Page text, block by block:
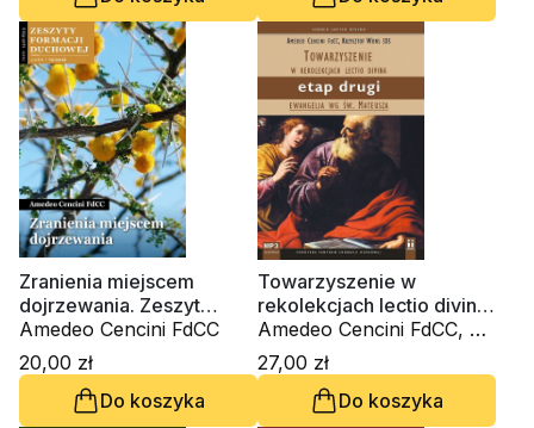
Zranienia miejscem
dojrzewania. Zeszyt
Formacji Duchowej nr 72
Amedeo Cencini FdCC
20,00 zł
Do koszyka
Towarzyszenie w
rekolekcjach lectio divina.
Etap drugi. Ewangelia wg
św. Mateusza CD-MP3-
audiobok)
Amedeo Cencini FdCC, ks.
Krzysztof Wons SDS
27,00 zł
Do koszyka